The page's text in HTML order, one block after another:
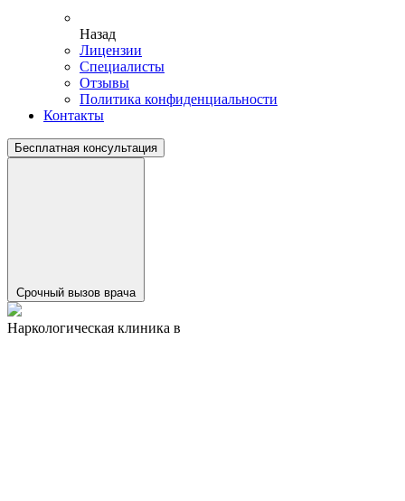
Назад
Лицензии
Специалисты
Отзывы
Политика конфиденциальности
Контакты
Бесплатная консультация
Срочный вызов врача
Наркологическая клиника в